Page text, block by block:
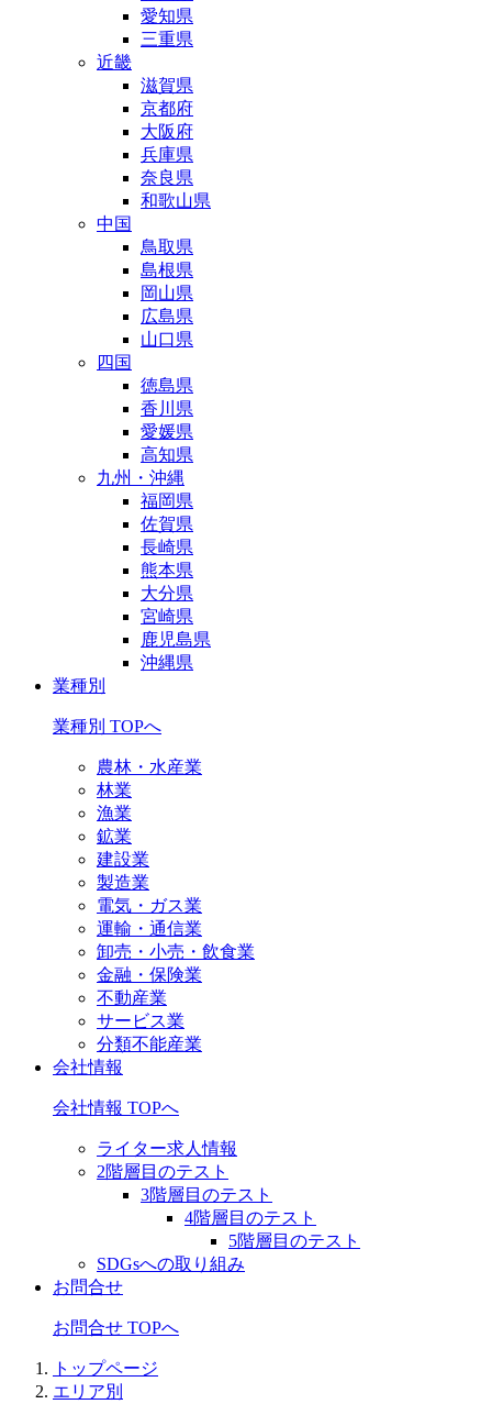
愛知県
三重県
近畿
滋賀県
京都府
大阪府
兵庫県
奈良県
和歌山県
中国
鳥取県
島根県
岡山県
広島県
山口県
四国
徳島県
香川県
愛媛県
高知県
九州・沖縄
福岡県
佐賀県
長崎県
熊本県
大分県
宮崎県
鹿児島県
沖縄県
業種別
業種別 TOPへ
農林・水産業
林業
漁業
鉱業
建設業
製造業
電気・ガス業
運輸・通信業
卸売・小売・飲食業
金融・保険業
不動産業
サービス業
分類不能産業
会社情報
会社情報 TOPへ
ライター求人情報
2階層目のテスト
3階層目のテスト
4階層目のテスト
5階層目のテスト
SDGsへの取り組み
お問合せ
お問合せ TOPへ
トップページ
エリア別